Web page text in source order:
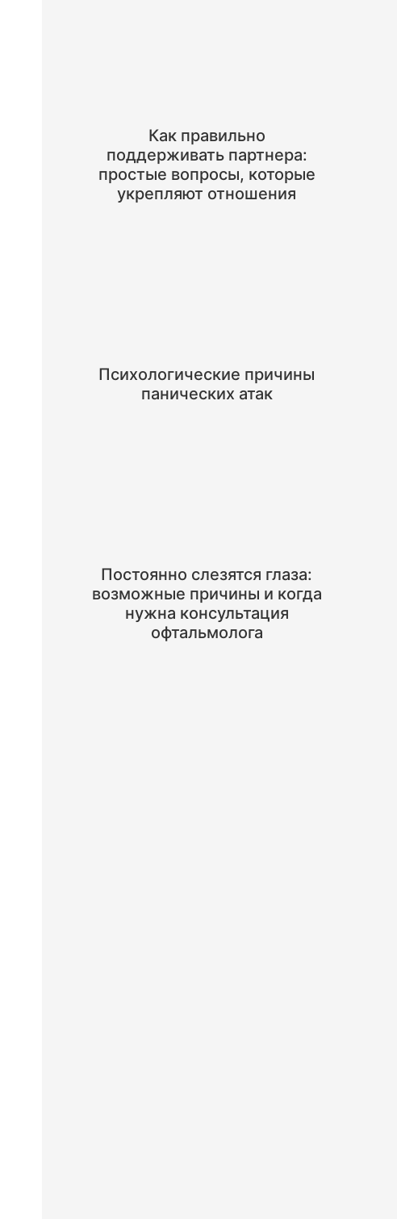
Как правильно
поддерживать партнера:
простые вопросы, которые
укрепляют отношения
Психологические причины
панических атак
Постоянно слезятся глаза:
возможные причины и когда
нужна консультация
офтальмолога